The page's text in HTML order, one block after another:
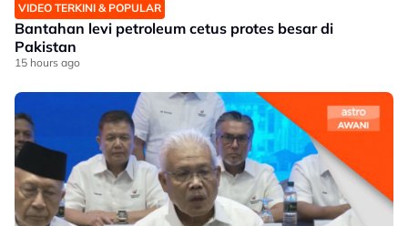
VIDEO TERKINI & POPULAR
Bantahan levi petroleum cetus protes besar di
Pakistan
15 hours ago